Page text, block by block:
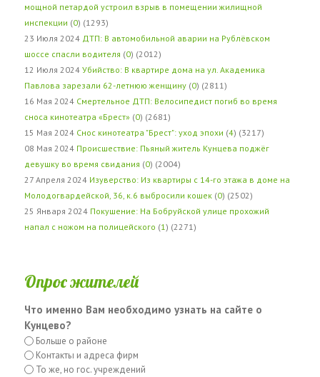
мощной петардой устроил взрыв в помещении жилищной
инспекции (0) (1293)
23 Июля 2024 ДТП: В автомобильной аварии на Рублёвском
шоссе спасли водителя (0) (2012)
12 Июля 2024 Убийство: В квартире дома на ул. Академика
Павлова зарезали 62-летнюю женщину (0) (2811)
16 Мая 2024 Смертельное ДТП: Велосипедист погиб во время
сноса кинотеатра «Брест» (0) (2681)
15 Мая 2024 Снос кинотеатра "Брест": уход эпохи (4) (3217)
08 Мая 2024 Происшествие: Пьяный житель Кунцева поджёг
девушку во время свидания (0) (2004)
27 Апреля 2024 Изуверство: Из квартиры с 14-го этажа в доме на
Молодогвардейской, 36, к.6 выбросили кошек (0) (2502)
25 Января 2024 Покушение: На Бобруйской улице прохожий
напал с ножом на полицейского (1 ) (2271)
Опрос жителей
Что именно Вам необходимо узнать на сайте о
Кунцево?
Больше о районе
Контакты и адреса фирм
То же, но гос. учреждений